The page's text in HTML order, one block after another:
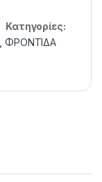
Κατηγορίες:
,ΦΡΟΝΤΙΔΑ